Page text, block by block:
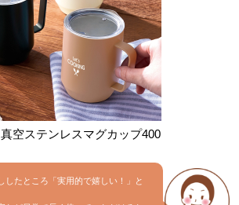
空ステンレスマグカップ400
したところ「実用的で嬉しい！」と